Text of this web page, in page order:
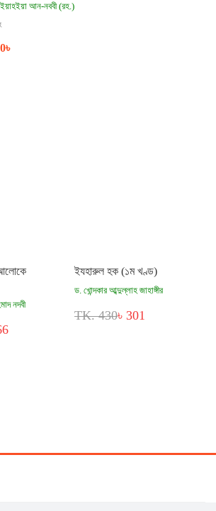
ইয়াহইয়া আন-নববী (রহ.)
৳
নদবী
ইযহারুল হক (১ম খণ্ড)
ড. খোন্দকার আব্দুল্লাহ জাহাঙ্গীর
TK. 430৳ 301